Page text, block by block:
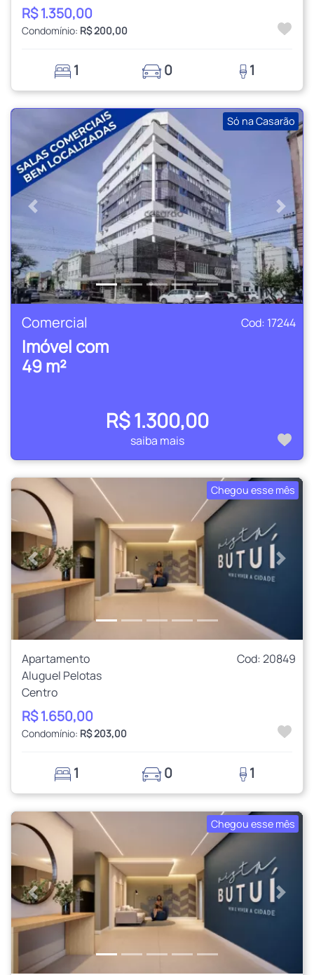
R$ 1.350,00
Condomínio: R$ 200,00
1 0 1
Só na Casarão
Anterior
Comercial Cod: 17244
Imóvel com
49 m²
R$ 1.300,00
saiba mais
Chegou esse mês
Anterior
Apartamento
Cod: 20849
Aluguel Pelotas
Centro
R$ 1.650,00
Condomínio: R$ 203,00
1 0 1
Chegou esse mês
Anterior